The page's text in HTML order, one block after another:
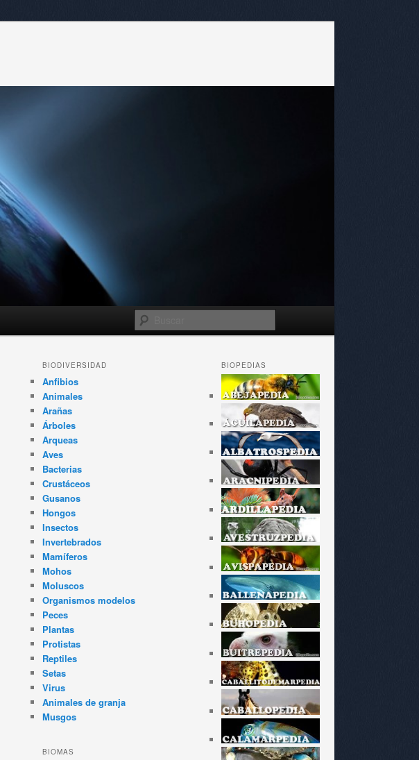
BIOPEDIAS
BIODIVERSIDAD
Anfibios
Animales
Arañas
Árboles
Arqueas
Aves
Bacterias
Crustáceos
Gusanos
Hongos
Insectos
Invertebrados
Mamíferos
Mohos
Moluscos
Organismos modelos
Peces
Plantas
Protistas
Reptiles
Setas
Virus
Animales de granja
Musgos
BIOMAS